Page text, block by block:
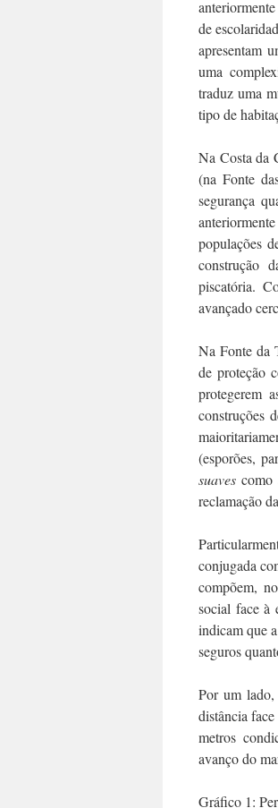
de
apresentam
uma
traduz uma
tipo de
Na Costa da
(na Fonte
segurança
populações
construção
piscatória.
avançado
Na Fonte da
de proteção
protegerem
construções
(esporões,
suaves como
reclamação
conjugada
compõem,
social face à
indicam que
seguros
Por um lado,
distância
metros
avanço do
Gráfico 1: